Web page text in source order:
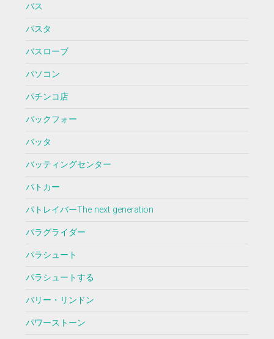
バス
パスタ
バスローブ
パソコン
パチンコ店
バックフォー
バッタ
バッティングセンター
パトカー
パトレイバーThe next generation
パラグライダー
パラシュート
パラシュートする
バリー・リンドン
パワーストーン